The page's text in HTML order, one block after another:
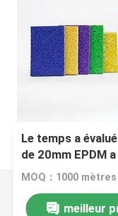
Le temps a
de 20mm EPDM
meilleur